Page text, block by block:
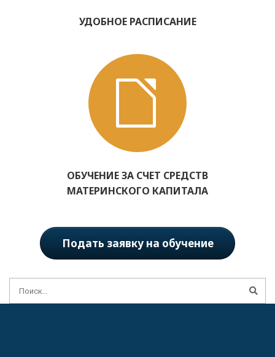
УДОБНОЕ РАСПИСАНИЕ
ОБУЧЕНИЕ ЗА СЧЕТ СРЕДСТВ
МАТЕРИНСКОГО КАПИТАЛА
Подать заявку на обучение